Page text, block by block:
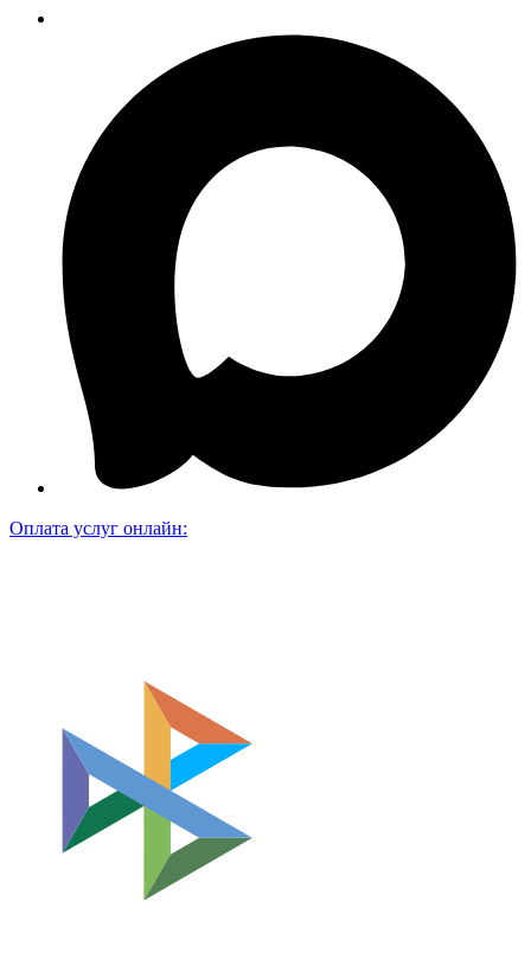
Оплата услуг онлайн: